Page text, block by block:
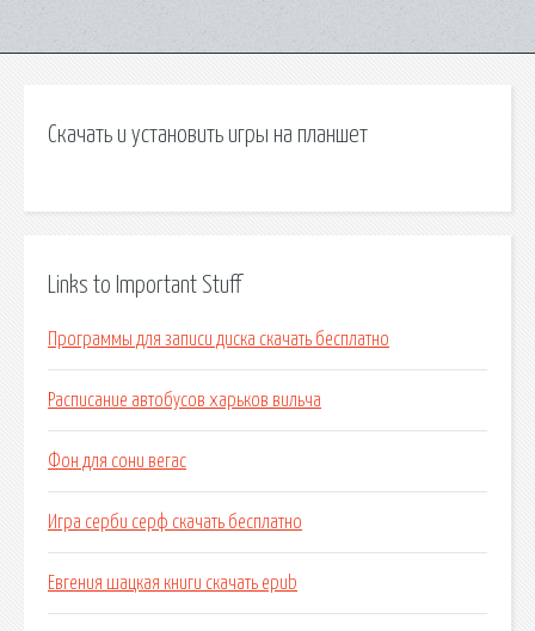
Скачать и установить игры на планшет
Links to Important Stuff
Программы для записи диска скачать бесплатно
Расписание автобусов харьков вильча
Фон для сони вегас
Игра серби серф скачать бесплатно
Евгения шацкая книги скачать epub